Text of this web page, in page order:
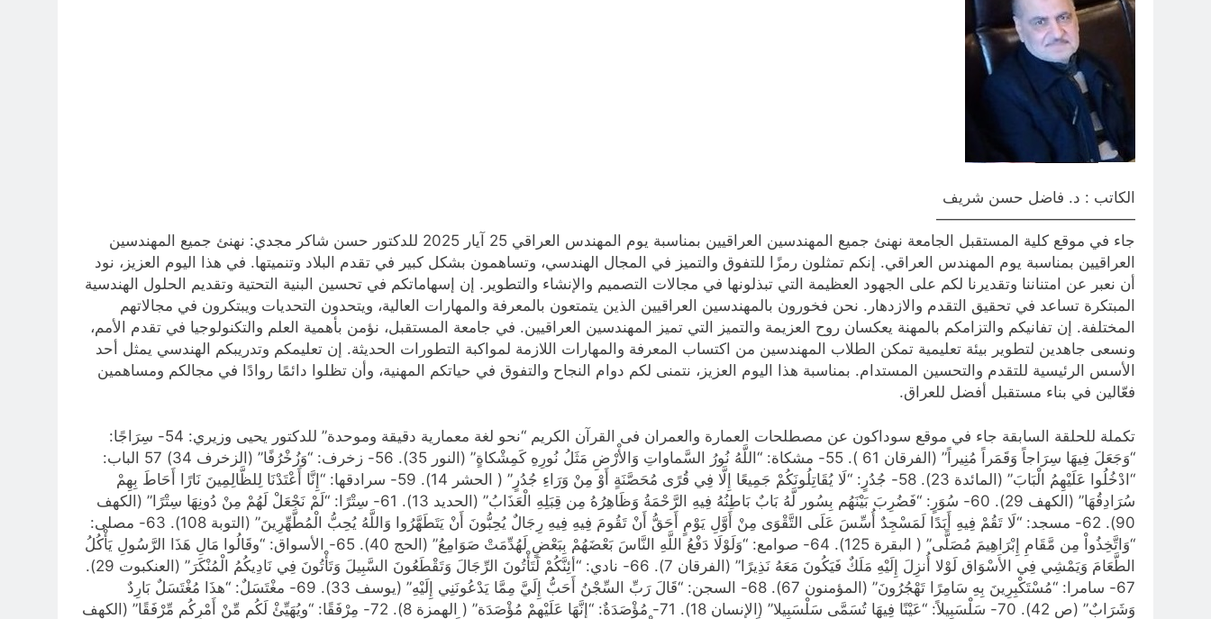
الكاتب : د. فاضل حسن شريف
—————————————
جاء في موقع كلية المستقبل الجامعة نهنئ جميع المهندسين العراقيين بمناسبة يوم المهندس العراقي 25 آيار 2025 للدكتور حسن شاكر مجدي: نهنئ جميع المهندسين
العراقيين بمناسبة يوم المهندس العراقي. إنكم تمثلون رمزًا للتفوق والتميز في المجال الهندسي، وتساهمون بشكل كبير في تقدم البلاد وتنميتها. في هذا اليوم العزيز، نود
أن نعبر عن امتناننا وتقديرنا لكم على الجهود العظيمة التي تبذلونها في مجالات التصميم والإنشاء والتطوير. إن إسهاماتكم في تحسين البنية التحتية وتقديم الحلول الهندسية
المبتكرة تساعد في تحقيق التقدم والازدهار. نحن فخورون بالمهندسين العراقيين الذين يتمتعون بالمعرفة والمهارات العالية، ويتحدون التحديات ويبتكرون في مجالاتهم
المختلفة. إن تفانيكم والتزامكم بالمهنة يعكسان روح العزيمة والتميز التي تميز المهندسين العراقيين. في جامعة المستقبل، نؤمن بأهمية العلم والتكنولوجيا في تقدم الأمم،
ونسعى جاهدين لتطوير بيئة تعليمية تمكن الطلاب المهندسين من اكتساب المعرفة والمهارات اللازمة لمواكبة التطورات الحديثة. إن تعليمكم وتدريبكم الهندسي يمثل أحد
الأسس الرئيسية للتقدم والتحسين المستدام. بمناسبة هذا اليوم العزيز، نتمنى لكم دوام النجاح والتفوق في حياتكم المهنية، وأن تظلوا دائمًا روادًا في مجالكم ومساهمين
فعّالين في بناء مستقبل أفضل للعراق.
تكملة للحلقة السابقة جاء في موقع سوداكون عن مصطلحات العمارة والعمران فى القرآن الكريم “نحو لغة معمارية دقيقة وموحدة” للدكتور يحيى وزيري: 54- سِرَاجًا:
“وَجَعَلَ فِيهَا سِرَاجاً وَقَمَراً مُنِيراً” (الفرقان 61 ). 55- مشكاة: “اللَّهُ نُورُ السَّماواتِ وَالأْرْضِ مَثَلُ نُورِهِ كَمِشْكاةٍ” (النور 35). 56- زخرف: “وَزُخْرُفًا” (الزخرف 34) 57 الباب:
“ادْخُلُوا عَلَيْهِمُ الْبَابَ” (المائدة 23). 58- جُدُرٍ: “لَا يُقَاتِلُونَكُمْ جَمِيعًا إِلَّا فِي قُرًى مُحَصَّنَةٍ أَوْ مِنْ وَرَاءِ جُدُرٍ” ( الحشر 14). 59- سرادقها: “إِنَّا أَعْتَدْنَا لِلظَّالِمِينَ نَارًا أَحَاطَ بِهِمْ
سُرَادِقُهَا” (الكهف 29). 60- سُوَرٍ: “فَضُرِبَ بَيْنَهُم بِسُور لَّهُ بَابٌ بَاطِنُهُ فِيهِ الرَّحْمَةُ وَظَاهِرُهُ مِن قِبَلِهِ الْعَذَابُ” (الحديد 13). 61- سِتْرًا: “لَمْ نَجْعَلْ لَهُمْ مِنْ دُونِهَا سِتْرًا” (الكهف
90). 62- مسجد: “لَا تَقُمْ فِيهِ أَبَدًا لَمَسْجِدٌ أُسِّسَ عَلَى التَّقْوَى مِنْ أَوَّلِ يَوْمٍ أَحَقُّ أَنْ تَقُومَ فِيهِ فِيهِ رِجَالٌ يُحِبُّونَ أَنْ يَتَطَهَّرُوا وَاللَّهُ يُحِبُّ الْمُطَّهِّرِينَ” (التوبة 108). 63- مصلى:
“وَاتَّخِذُواْ مِن مَّقَامِ إِبْرَاهِيمَ مُصَلًّى” ( البقرة 125). 64- صوامع: “وَلَوْلَا دَفْعُ اللَّهِ النَّاسَ بَعْضَهُمْ بِبَعْضٍ لَهُدِّمَتْ صَوَامِعُ” (الحج 40). 65- الأسواق: “وقَالُوا مَالِ هَذَا الرَّسُولِ يَأْكُلُ
الطَّعَامَ وَيَمْشِي فِي الأَسْوَاق لَوْلا أُنزِلَ إِلَيْهِ مَلَكٌ فَيَكُونَ مَعَهُ نَذِيرًا” (الفرقان 7). 66- نادي: “أئِنَّكُمْ لَتَأْتُونَ الرِّجَالَ وَتَقْطَعُونَ السَّبِيلَ وَتَأْتُونَ فِي نَادِيكُمُ الْمُنْكَرَ” (العنكبوت 29).
67- سامرا: “مُسْتَكْبِرِينَ بِهِ سَامِرًا تَهْجُرُونَ” (المؤمنون 67). 68- السجن: “قَالَ رَبِّ السِّجْنُ أَحَبُّ إِلَيَّ مِمَّا يَدْعُونَنِي إِلَيْهِ” (يوسف 33). 69- مغْتَسَلٌ: “هذَا مُغْتَسَلٌ بَارِدٌ
وَشَرَابٌ” (ص 42). 70- سَلْسَبِيلاً: “عَيْنًا فِيهَا تُسَمَّى سَلْسَبِيلا” (الإنسان 18). 71- مُؤْصَدَةٌ: “إِنَّهَا عَلَيْهِمْ مُؤْصَدَة” ( الهمزة 8). 72- مِرْفَقًا: “ويُهَيِّئْ لَكُم مِّنْ أَمْرِكُم مِّرْفَقًا” (الكهف